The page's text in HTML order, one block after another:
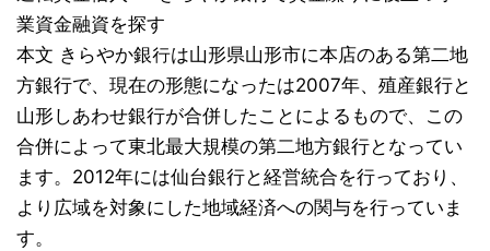
業資金融資を探す
本文 きらやか銀行は山形県山形市に本店のある第二地
方銀行で、現在の形態になったは2007年、殖産銀行と
山形しあわせ銀行が合併したことによるもので、この
合併によって東北最大規模の第二地方銀行となってい
ます。2012年には仙台銀行と経営統合を行っており、
より広域を対象にした地域経済への関与を行っていま
す。